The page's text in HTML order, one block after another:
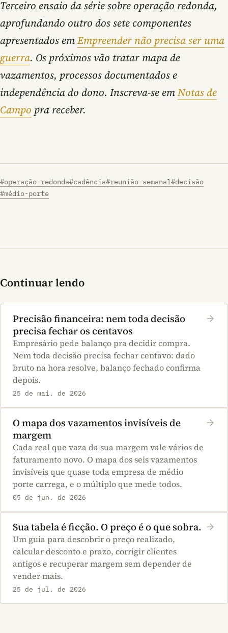
Terceiro ensaio da série sobre operação redonda,
aprofundando outro dos sete componentes
apresentados emEmpreender não precisa ser uma
guerra. Os próximos vão tratar mapa de
vazamentos, processos documentados e
independência do dono. Inscreva-se emNotas de
Campo pra receber.
#operação-redonda#cadência#reunião-semanal#decisão
#médio-porte
Continuar lendo
Precisão financeira: nem toda decisão
precisa fechar os centavos
Empresário pede balanço pra decidir compra.
Nem toda decisão precisa fechar centavo: dado
bruto na hora resolve, balanço fechado confirma
depois.
25 de mai. de 2026
O mapa dos vazamentos invisíveis de
margem
Cada real que vaza da sua margem vale vários de
faturamento novo. O mapa dos seis vazamentos
invisíveis que quase toda empresa de médio
porte carrega, e o múltiplo que mede todos.
05 de jun. de 2026
Sua tabela é ficção. O preço é o que sobra.
Um guia para descobrir o preço realizado,
calcular desconto e prazo, corrigir clientes
antigos e recuperar margem sem depender de
vender mais.
25 de jul. de 2026